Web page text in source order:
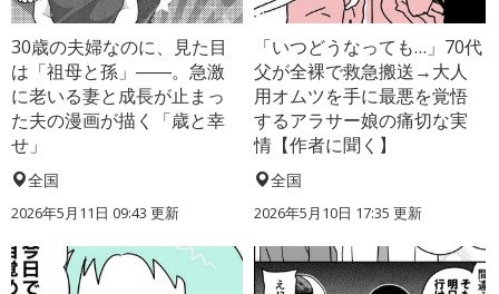
30歳の夫婦なのに、見た目
は「祖母と孫」――。急激
に老いる妻と成長が止まっ
た夫の漫画が描く「歳と幸
せ」
全国
2026年5月11日 09:43 更新
「いつどうなっても…」70代
父が全裸で救急搬送→大人
用オムツを手に最悪を覚悟
するアラサー娘の痛切な実
情【作者に聞く】
全国
2026年5月10日 17:35 更新